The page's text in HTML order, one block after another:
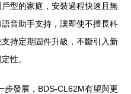
型的家庭，安裝過程快速且無
音助手支持，讓即使不擅長科
持定期固件升級，不斷引入新
性。
步發展，BDS-CL62M有望與更